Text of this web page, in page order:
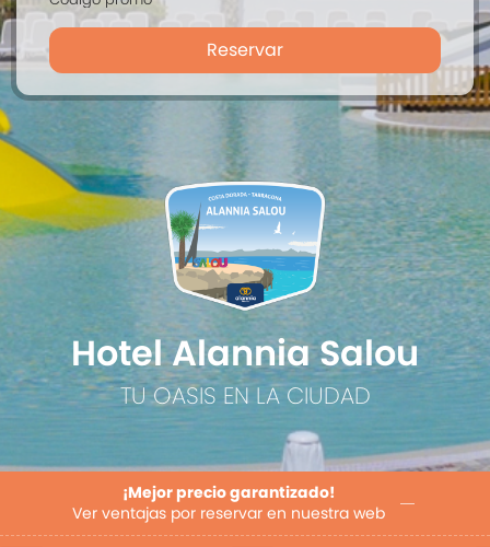
Hotel Alannia Salou
TU OASIS EN LA CIUDAD
Reservar
¡Mejor precio garantizado!
Ver ventajas por reservar en nuestra web